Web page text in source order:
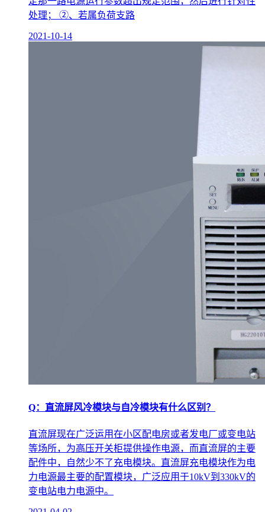
处理； ②、若属负荷支路
2021-10-14
Q：直流屏风冷模块与自冷模块有什么区别？
直流屏现在广泛运用在小区配电房或者发电厂或变电站
等场所，为高压开关柜提供操作电源，而直流屏的主要
配件中，自然少不了充电模块。直流屏充电模块作为电
力电源最主要的配置模块，广泛应用于10kV到330kV的
变电站电力电源中。